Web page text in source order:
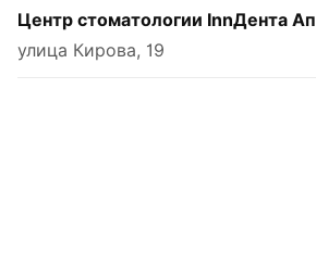
Центр стоматологии InnДента
улица Кирова, 19